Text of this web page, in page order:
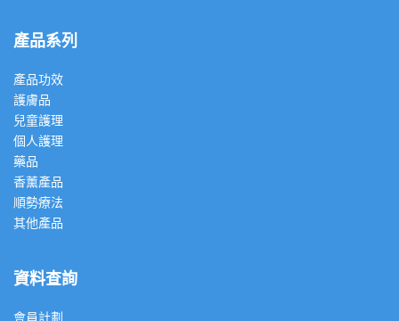
產品系列
產品功效
護膚品
兒童護理
個人護理
藥品
香薰產品
順勢療法
其他產品
資料查詢
會員計劃